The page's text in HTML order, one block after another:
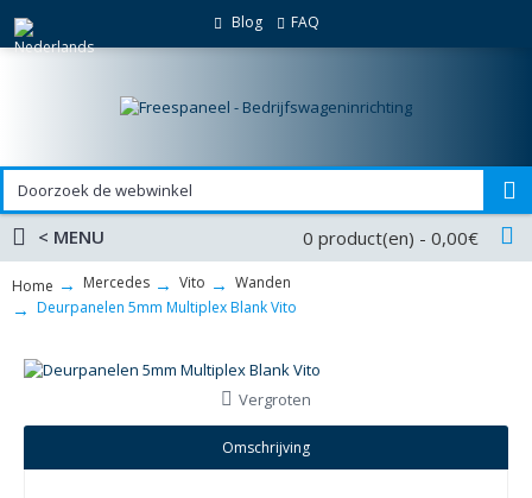
Blog FAQ
0 product(en) - 0,00€
< MENU
Home Mercedes Vito
Wanden
Deurpanelen 5mm Multiplex Blank Vito
Vergroten
Omschrijving